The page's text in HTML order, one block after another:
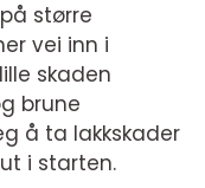
større
vei inn i
skaden
brune
å ta lakkskader
i starten.